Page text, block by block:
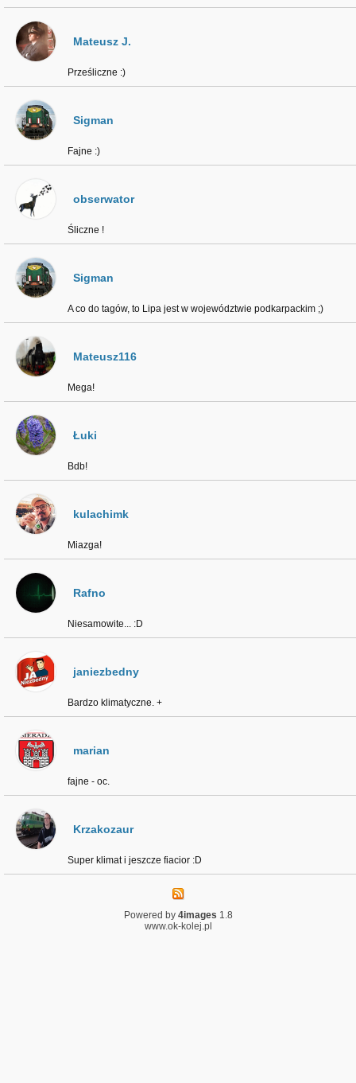
Mateusz J.
Prześliczne :)
Sigman
Fajne :)
obserwator
Śliczne !
Sigman
A co do tagów, to Lipa jest w województwie podkarpackim ;)
Mateusz116
Mega!
Łuki
Bdb!
kulachimk
Miazga!
Rafno
Niesamowite... :D
janiezbedny
Bardzo klimatyczne. +
marian
fajne - oc.
Krzakozaur
Super klimat i jeszcze fiacior :D
Powered by 4images 1.8
www.ok-kolej.pl